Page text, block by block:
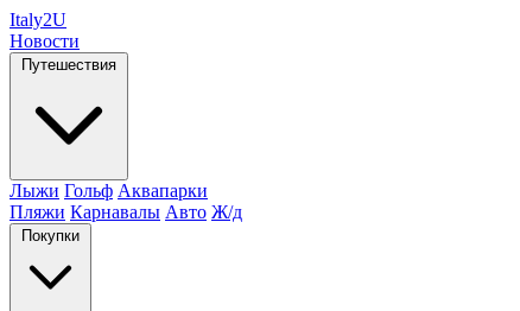
Italy2U
Новости
Путешествия
Лыжи Гольф Аквапарки
Пляжи Карнавалы Авто Ж/д
Покупки